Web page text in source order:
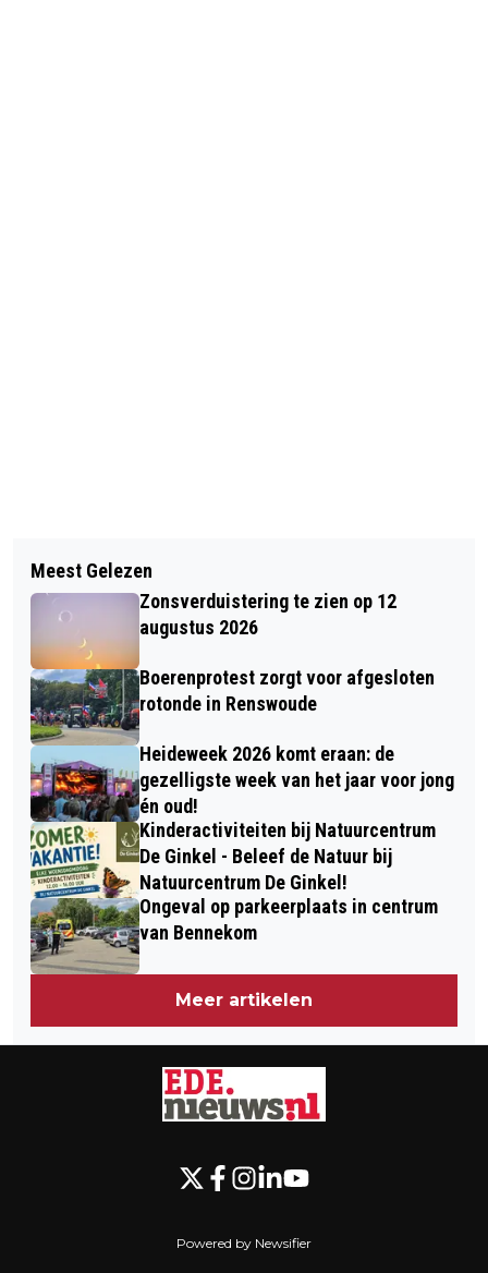
POLITIE: BESTUURDER VAN AUTO BIJ
DODELIJK ONGEVAL IN LUNTEREN
WAS NIET ONDER INVLOED
FIETSACCU’S GEDUMPT AAN
KRANENBURG IN EDE: BRANDWEER
GRIJPT IN
Meest Gelezen
Zonsverduistering te zien op 12
augustus 2026
Boerenprotest zorgt voor afgesloten
rotonde in Renswoude
Heideweek 2026 komt eraan: de
gezelligste week van het jaar voor jong
én oud!
Kinderactiviteiten bij Natuurcentrum
De Ginkel - Beleef de Natuur bij
Natuurcentrum De Ginkel!
Ongeval op parkeerplaats in centrum
van Bennekom
Meer artikelen
Powered by Newsifier